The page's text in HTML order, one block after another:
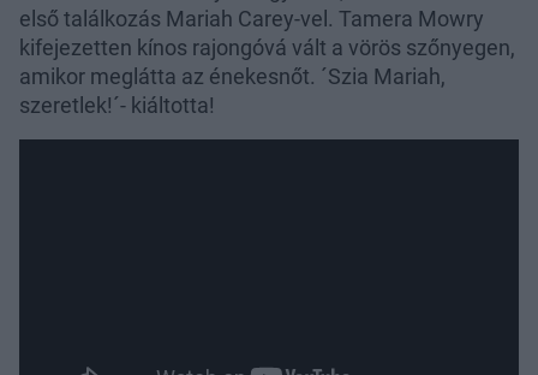
első találkozás Mariah Carey-vel. Tamera Mowry
kifejezetten kínos rajongóvá vált a vörös szőnyegen,
amikor meglátta az énekesnőt. ´Szia Mariah,
szeretlek!´- kiáltotta!